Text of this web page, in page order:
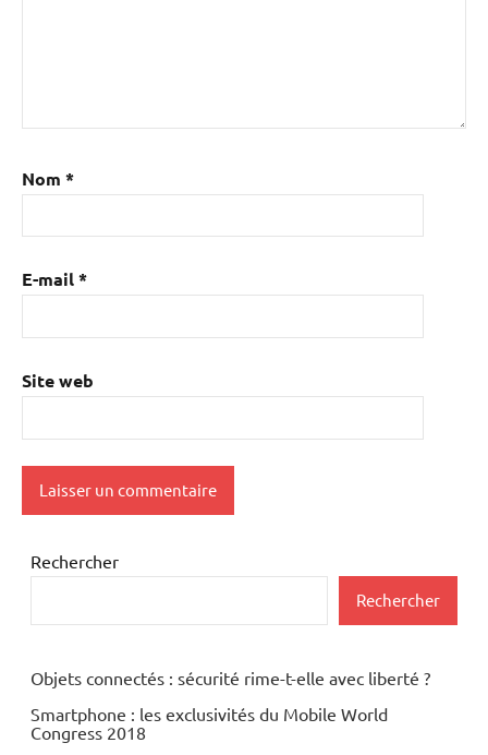
Nom *
E-mail*
Site web
Rechercher
Rechercher
Objets connectés : sécurité rime-t-elle avec liberté ?
Smartphone : les exclusivités du Mobile World
Congress 2018